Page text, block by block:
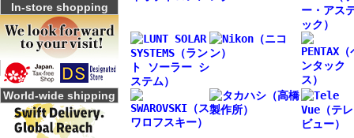
In-store shopping
World-wide shipping